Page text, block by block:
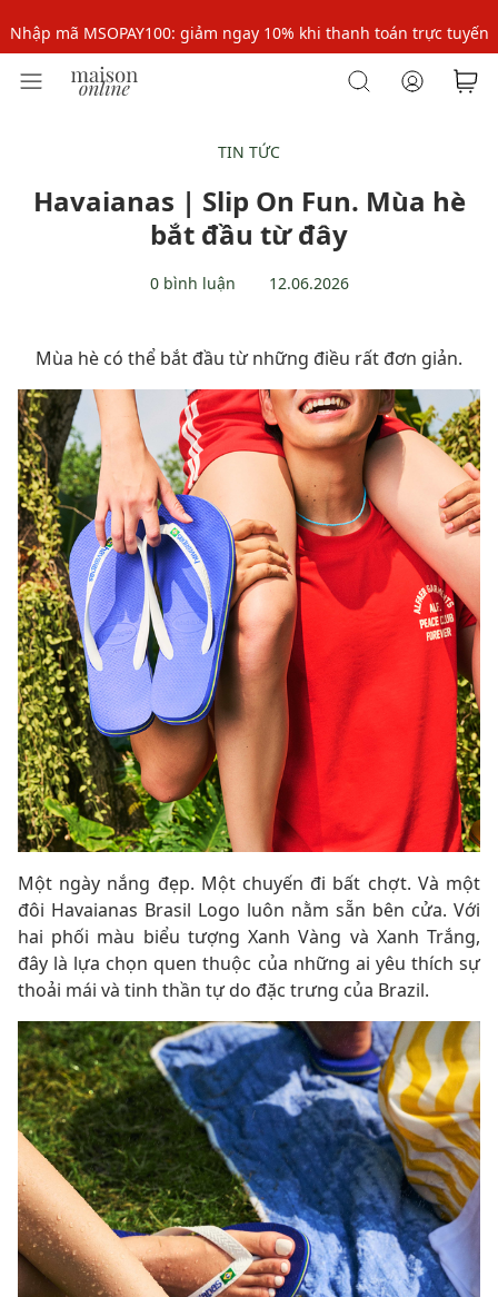
Nhập mã MSOPAY100: giảm ngay 10% khi thanh toán trực tuyến
Nhập mã: MSOXINCHAO - Giảm 10% đơn đầu cho thành viên mới!
Nhập mã: MSOXINCHAO - Giảm 10% đơn đầu cho thành viên mới!
TIN TỨC
Havaianas | Slip On Fun. Mùa hè
bắt đầu từ đây
0 bình luận 12.06.2026
Mùa hè có thể bắt đầu từ những điều rất đơn giản.
Một ngày nắng đẹp. Một chuyến đi bất chợt. Và một
đôi Havaianas Brasil Logo luôn nằm sẵn bên cửa. Với
hai phối màu biểu tượng Xanh Vàng và Xanh Trắng,
đây là lựa chọn quen thuộc của những ai yêu thích sự
thoải mái và tinh thần tự do đặc trưng của Brazil.